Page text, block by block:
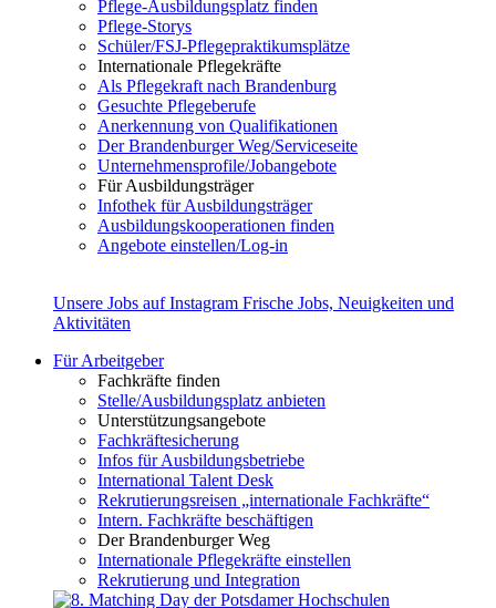
Pflege-Ausbildungsplatz finden
Pflege-Storys
Schüler/FSJ-Pflegepraktikumsplätze
Internationale Pflegekräfte
Als Pflegekraft nach Brandenburg
Gesuchte Pflegeberufe
Anerkennung von Qualifikationen
Der Brandenburger Weg/Serviceseite
Unternehmensprofile/Jobangebote
Für Ausbildungsträger
Infothek für Ausbildungsträger
Ausbildungskooperationen finden
Angebote einstellen/Log-in
Unsere Jobs auf Instagram Frische Jobs, Neuigkeiten und
Aktivitäten
Für Arbeitgeber
Fachkräfte finden
Stelle/Ausbildungsplatz anbieten
Unterstützungsangebote
Fachkräftesicherung
Infos für Ausbildungsbetriebe
International Talent Desk
Rekrutierungsreisen „internationale Fachkräfte“
Intern. Fachkräfte beschäftigen
Der Brandenburger Weg
Internationale Pflegekräfte einstellen
Rekrutierung und Integration